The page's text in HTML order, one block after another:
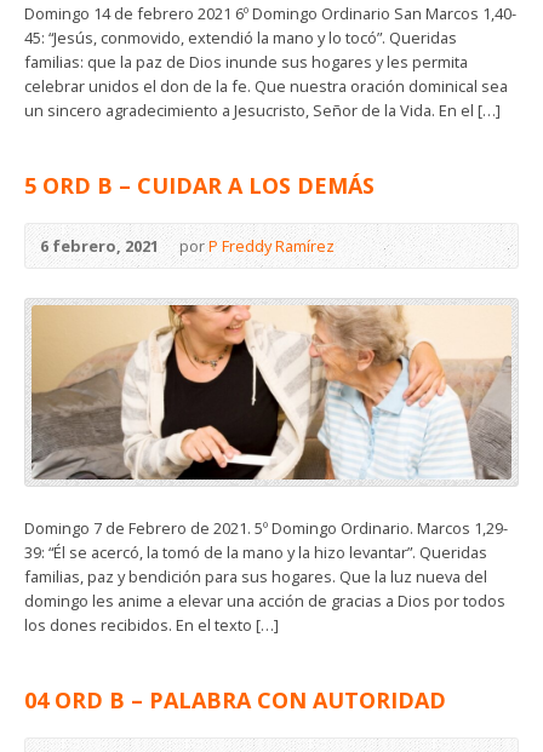
Domingo 14 de febrero 2021 6º Domingo Ordinario San Marcos 1,40-
45: “Jesús, conmovido, extendió la mano y lo tocó”. Queridas
familias: que la paz de Dios inunde sus hogares y les permita
celebrar unidos el don de la fe. Que nuestra oración dominical sea
un sincero agradecimiento a Jesucristo, Señor de la Vida. En el […]
5 ORD B – CUIDAR A LOS DEMÁS
6 febrero, 2021 porP Freddy Ramírez
Domingo 7 de Febrero de 2021. 5º Domingo Ordinario. Marcos 1,29-
39: “Él se acercó, la tomó de la mano y la hizo levantar”. Queridas
familias, paz y bendición para sus hogares. Que la luz nueva del
domingo les anime a elevar una acción de gracias a Dios por todos
los dones recibidos. En el texto […]
04 ORD B – PALABRA CON AUTORIDAD